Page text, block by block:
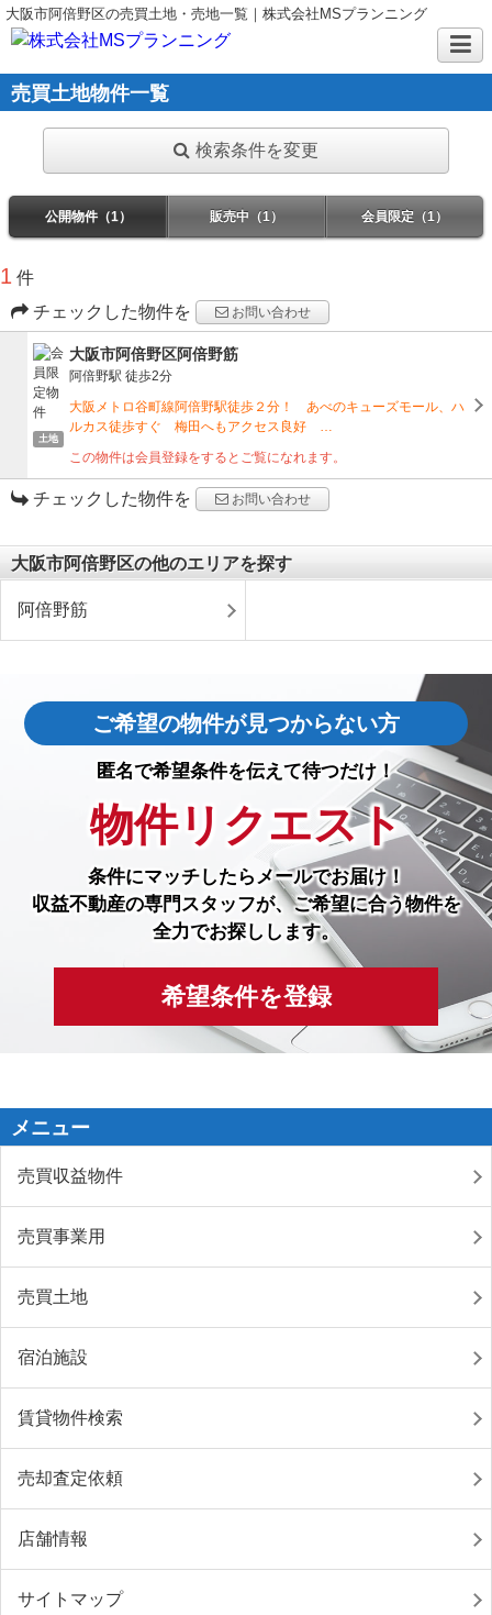
大阪市阿倍野区の売買土地・売地一覧｜株式会社MSプランニング
売買土地物件一覧
検索条件を変更
公開物件（1） 販売中（1） 会員限定（1）
1 件
チェックした物件を
お問い合わせ
土地
大阪市阿倍野区阿倍野筋
阿倍野駅 徒歩2分
大阪メトロ谷町線阿倍野駅徒歩２分！ あべのキューズモール、ハ
ルカス徒歩すぐ 梅田へもアクセス良好 …
この物件は会員登録をするとご覧になれます。
チェックした物件を お問い合わせ
大阪市阿倍野区の他のエリアを探す
阿倍野筋
ご希望の物件が見つからない方
匿名で希望条件を伝えて待つだけ！
物件リクエスト
条件にマッチしたら メールでお届け！
収益不動産の専門スタッフが、ご希望に合う物件を
全力でお探しします。
希望条件を登録
メニュー
売買収益物件
売買事業用
売買土地
宿泊施設
賃貸物件検索
売却査定依頼
店舗情報
サイトマップ